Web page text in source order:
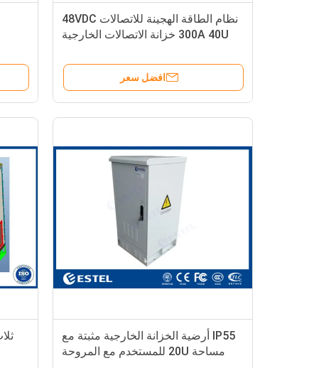
نظام الطاقة الهجينة للاتصالات 48VDC
300A 40U خزانة الاتصالات الخارجية
افضل سعر
IP55 أرضية الخزانة الخارجية مثبتة مع
مساحة 20U للمستخدم مع المروحة